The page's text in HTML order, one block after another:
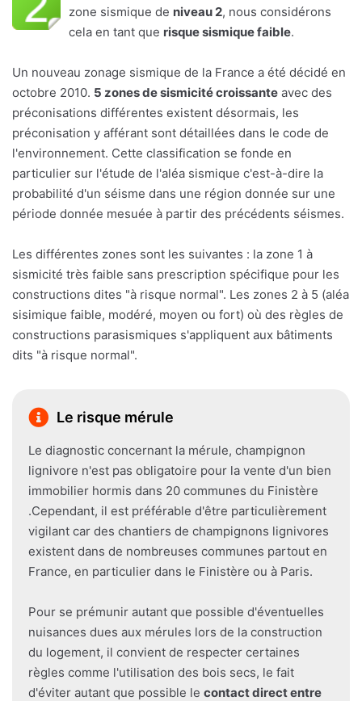
zone sismique de niveau 2, nous considérons
cela en tant que risque sismique faible.
Un nouveau zonage sismique de la France a été décidé en
octobre 2010. 5 zones de sismicité croissante avec des
préconisations différentes existent désormais, les
préconisation y afférant sont détaillées dans le code de
l'environnement. Cette classification se fonde en
particulier sur l'étude de l'aléa sismique c'est-à-dire la
probabilité d'un séisme dans une région donnée sur une
période donnée mesuée à partir des précédents séismes.
Les différentes zones sont les suivantes : la zone 1 à
sismicité très faible sans prescription spécifique pour les
constructions dites "à risque normal". Les zones 2 à 5 (aléa
sisimique faible, modéré, moyen ou fort) où des règles de
constructions parasismiques s'appliquent aux bâtiments
dits "à risque normal".
Le risque mérule
Le diagnostic concernant la mérule, champignon
lignivore n'est pas obligatoire pour la vente d'un bien
immobilier hormis dans 20 communes du Finistère
.Cependant, il est préférable d'être particulièrement
vigilant car des chantiers de champignons lignivores
existent dans de nombreuses communes partout en
France, en particulier dans le Finistère ou à Paris.
Pour se prémunir autant que possible d'éventuelles
nuisances dues aux mérules lors de la construction
du logement, il convient de respecter certaines
règles comme l'utilisation des bois secs, le fait
d'éviter autant que possible le contact direct entre